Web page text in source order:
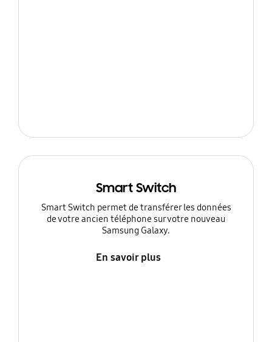
Smart Switch
Smart Switch permet de transférer les données
de votre ancien téléphone sur votre nouveau
Samsung Galaxy.
En savoir plus